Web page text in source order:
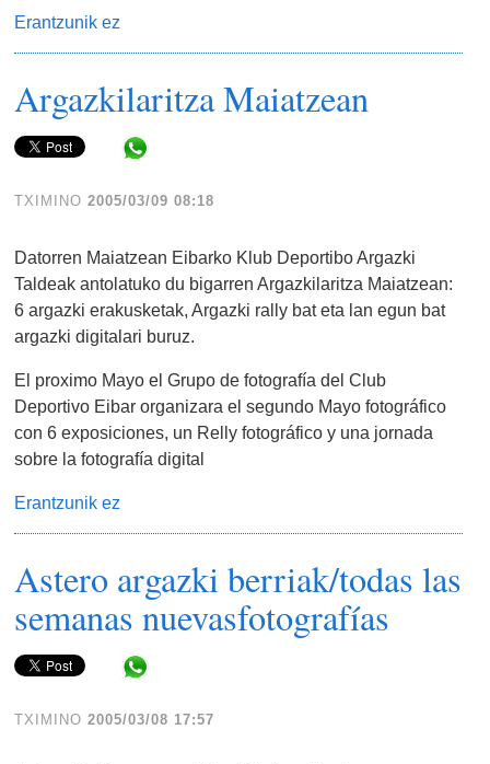
Erantzunik ez
Argazkilaritza Maiatzean
TXIMINO 2005/03/09 08:18
Datorren Maiatzean Eibarko Klub Deportibo Argazki
Taldeak antolatuko du bigarren Argazkilaritza Maiatzean:
6 argazki erakusketak, Argazki rally bat eta lan egun bat
argazki digitalari buruz.
El proximo Mayo el Grupo de fotografía del Club
Deportivo Eibar organizara el segundo Mayo fotográfico
con 6 exposiciones, un Relly fotográfico y una jornada
sobre la fotografía digital
Erantzunik ez
Astero argazki berriak/todas las
semanas nuevasfotografías
TXIMINO 2005/03/08 17:57